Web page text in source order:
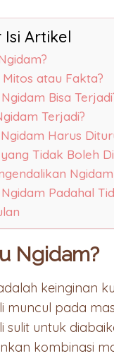
Artikel
Mitos atau Fakta?
Bisa
Terjadi?
Harus
Tidak Boleh
Padahal
Ngidam?
keinginan
muncul pada
sulit untuk
kombinasi